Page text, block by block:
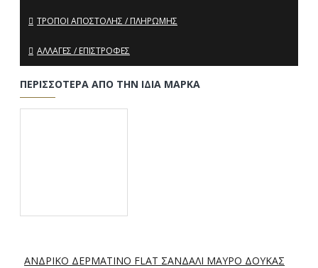
ΤΡΌΠΟΙ ΑΠΟΣΤΟΛΉΣ / ΠΛΗΡΩΜΉΣ
ΑΛΛΑΓΈΣ / ΕΠΙΣΤΡΟΦΈΣ
ΠΕΡΙΣΣΌΤΕΡΑ ΑΠΌ ΤΗΝ ΊΔΙΑ ΜΆΡΚΑ
ΑΝΔΡΙΚΟ ΔΕΡΜΑΤΙΝΟ FLAT ΣΑΝΔΑΛΙ ΜΑΥΡΟ ΔΟΥΚΑΣ